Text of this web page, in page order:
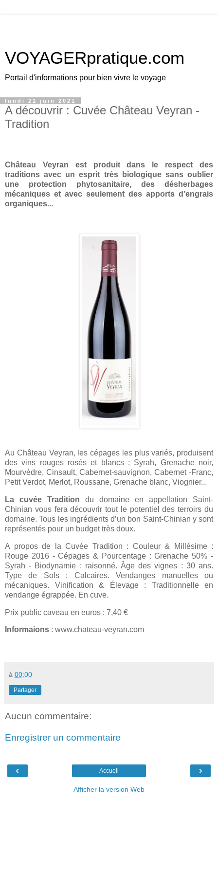
VOYAGERpratique.com
Portail d'informations pour bien vivre le voyage
lundi 21 juin 2021
A découvrir : Cuvée Château Veyran -
Tradition
Château Veyran est produit dans le respect des
traditions avec un esprit très biologique sans oublier
une protection phytosanitaire, des désherbages
mécaniques et avec seulement des apports d’engrais
organiques...
Au Château Veyran, les cépages les plus variés, produisent
des vins rouges rosés et blancs : Syrah, Grenache noir,
Mourvèdre, Cinsault, Cabernet-sauvignon, Cabernet -Franc,
Petit Verdot, Merlot, Roussane, Grenache blanc, Viognier...
La cuvée Tradition du domaine en appellation Saint-
Chinian vous fera découvrir tout le potentiel des terroirs du
domaine. Tous les ingrédients d’un bon Saint-Chinian y sont
représentés pour un budget très doux.
A propos de la Cuvée Tradition : Couleur & Millésime :
Rouge 2016 - Cépages & Pourcentage : Grenache 50% -
Syrah - Biodynamie : raisonné. Âge des vignes : 30 ans.
Type de Sols : Calcaires. Vendanges manuelles ou
mécaniques. Vinification & Élevage : Traditionnelle en
vendange égrappée. En cuve.
Prix public caveau en euros : 7,40 €
Informaions : www.chateau-veyran.com
à 00:00
Partager
Aucun commentaire:
Enregistrer un commentaire
‹ ›
Accueil
Afficher la version Web